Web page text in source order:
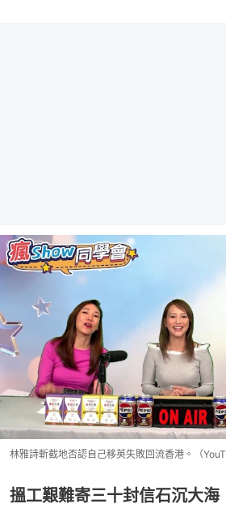
林雅詩斬截地否認自己移英失敗回流香港。（
搵工艱難寄三十封信石沉大海